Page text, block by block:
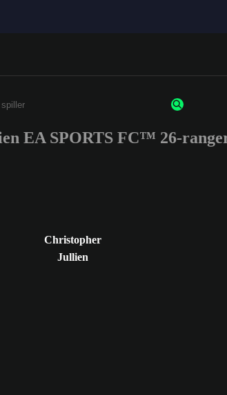
a minimum of 3 characters or numbers
EA SPORTS FC™ 26-
Christopher
Jullien